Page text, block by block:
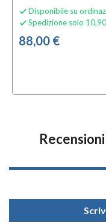
 Disponibile su
 Spedizione solo
88,00 €